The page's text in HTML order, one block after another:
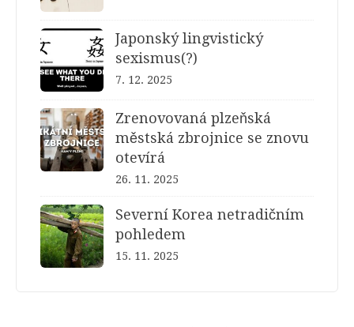
Japonský lingvistický
sexismus(?)
7. 12. 2025
Zrenovovaná plzeňská
městská zbrojnice se znovu
otevírá
26. 11. 2025
Severní Korea netradičním
pohledem
15. 11. 2025